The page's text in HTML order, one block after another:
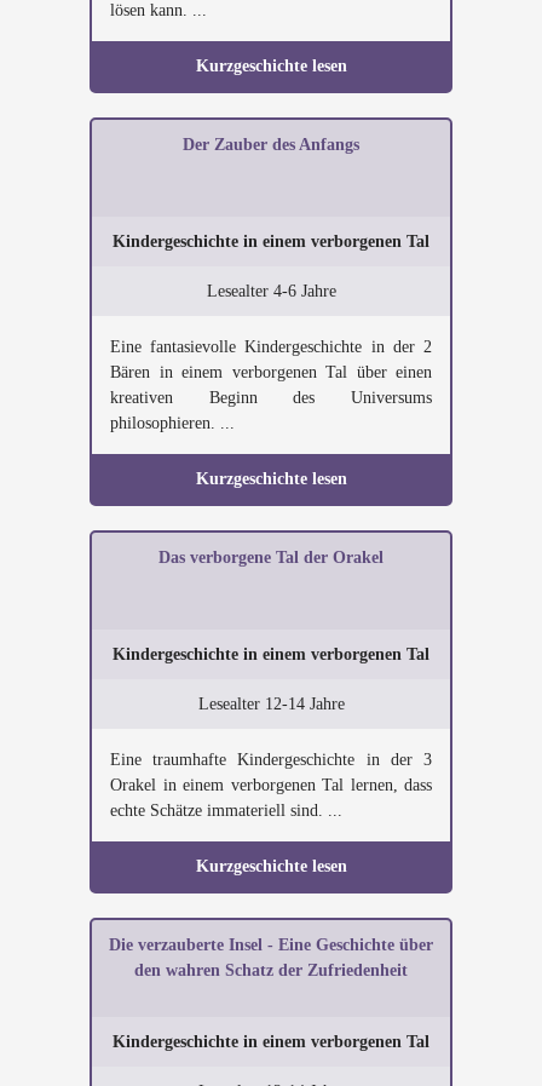
lösen kann. ...
Kurzgeschichte lesen
Der Zauber des Anfangs
Kindergeschichte in einem verborgenen Tal
Lesealter 4-6 Jahre
Eine fantasievolle Kindergeschichte in der 2
Bären in einem verborgenen Tal über einen
kreativen Beginn des Universums
philosophieren. ...
Kurzgeschichte lesen
Das verborgene Tal der Orakel
Kindergeschichte in einem verborgenen Tal
Lesealter 12-14 Jahre
Eine traumhafte Kindergeschichte in der 3
Orakel in einem verborgenen Tal lernen, dass
echte Schätze immateriell sind. ...
Kurzgeschichte lesen
Die verzauberte Insel - Eine Geschichte über
den wahren Schatz der Zufriedenheit
Kindergeschichte in einem verborgenen Tal